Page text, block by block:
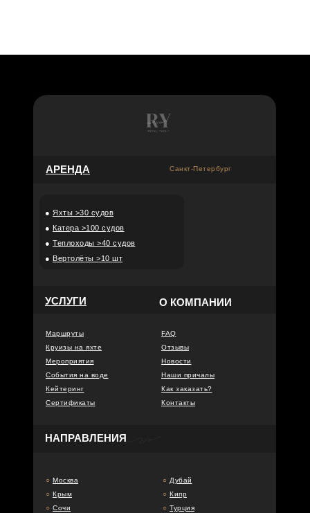
FAQ
Отзывы
Новости
Наши причалы
Как заказать?
Контакты
Маршруты
Круизы на яхте
Мероприятия
События на воде
Кейтеринг
Сертификаты
○ Москва
○ Крым
○ Сочи
○ Дубай
○ Кипр
○ Турция
АРЕНДА
НАПРАВЛЕНИЯ
О КОМПАНИИ
● Яхты >30 судов
● Катера >100 судов
● Теплоходы >40 судов
● Вертолёты >10 шт
Санкт-Петербург
УСЛУГИ